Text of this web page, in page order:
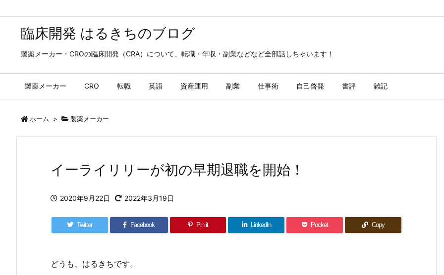
臨床開発 はるきちのブログ
製薬メーカー・CROの臨床開発（CRA）について、転職・年収・副業などなど全部話しちゃいます！
製薬メーカー CRO 転職 英語 資産運用 副業 仕事術 自己啓発 書評 雑記
ホーム > 製薬メーカー
イーライリリーが初の早期退職を開始！
2020年9月22日 2022年3月19日
Twitter Facebook Pin it LinkedIn Pocket Copy
どうも、はるきちです。